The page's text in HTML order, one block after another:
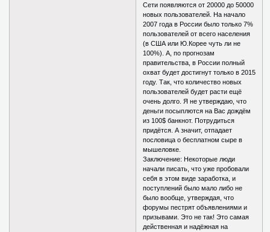
Сети появляются от 20000 до 50000
новых пользователей. На начало
2007 года в России было только 7%
пользователей от всего населения
(в США или Ю.Корее чуть ли не
100%). А, по прогнозам
правительства, в России полный
охват будет достигнут только в 2015
году. Так, что количество новых
пользователей будет расти ещё
очень долго. Я не утверждаю, что
деньги посыплются на Вас дождём
из 100$ банкнот. Потрудиться
придётся. А значит, отпадает
пословица о бесплатном сыре в
мышеловке.
Заключение: Некоторые люди
начали писать, что уже пробовали
себя в этом виде заработка, и
поступлений было мало либо не
было вообще, утверждая, что
форумы пестрят объявлениями и
призывами. Это не так! Это самая
действенная и надёжная на